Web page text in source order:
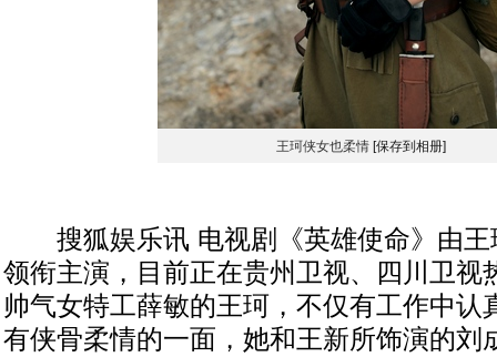
王珂侠女也柔情 [保存到相册]
搜狐娱乐讯 电视剧《英雄使命》由王
领衔主演，目前正在贵州卫视、四川卫视
帅气女特工薛敏的王珂，不仅有工作中认
有侠骨柔情的一面，她和王新所饰演的刘